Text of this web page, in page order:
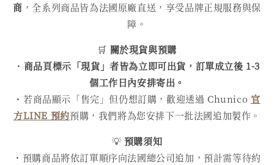
商 ，全系列商品皆為法國原廠直送，享受品牌正規服務與保
障。
🛒 關於現貨與預購
・ 商品頁標示「現貨」者皆為立即可出貨，訂單成立後 1-3
個工作日內安排寄出。
・若商品顯示「售完」但仍想訂購，歡迎透過 Chunico 官
方LINE 預約預購，我們將為您安排下一批法國追加製作。
💡 預購須知
・預購商品將依訂單順序向法國總公司追加，預計需等待約